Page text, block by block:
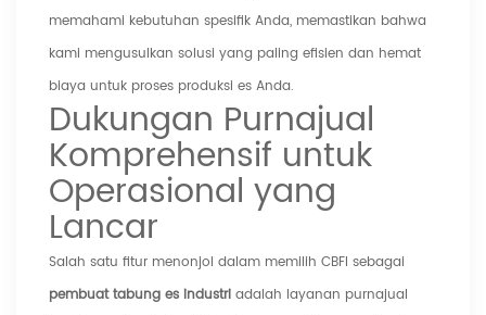
memahami kebutuhan spesifik Anda, memastikan bahwa
kami mengusulkan solusi yang paling efisien dan hemat
biaya untuk proses produksi es Anda.
Dukungan Purnajual
Komprehensif untuk
Operasional yang
Lancar
Salah satu fitur menonjol dalam memilih CBFI sebagai
pembuat tabung es industri adalah layanan purnajual